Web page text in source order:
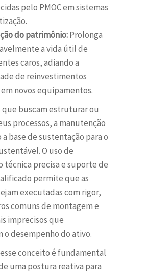
pelo PMOC em sistemas
do patrimônio:Prolonga
a vida útil de
caros, adiando a
de reinvestimentos
novos equipamentos.
que buscam estruturar ou
processos, a manutenção
base de sustentação para o
O uso de
técnica precisa e suporte de
permite que as
executadas com rigor,
comuns de montagem e
imprecisos que
desempenho do ativo.
conceito é fundamental
uma postura reativa para